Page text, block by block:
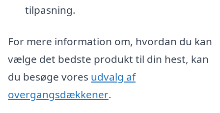
tilpasning.
For mere information om, hvordan du kan
vælge det bedste produkt til din hest, kan
du besøge vores udvalg af
overgangsdækkener.